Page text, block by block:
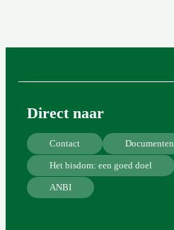
Direct naar
Contact
Het bisdom: een goed doel
ANBI